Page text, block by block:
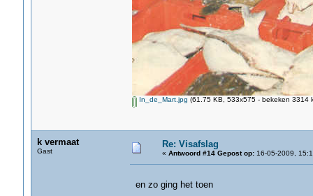
In_de_Mart.jpg (61.75 KB, 533x575 - bekeken 3314
k vermaat
Gast
Re: Visafslag
« Antwoord #14 Gepost op:16-05-2009,
en zo ging het toen